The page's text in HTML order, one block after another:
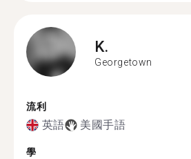
K.
Georgetown
流利
英語 美國手語
學